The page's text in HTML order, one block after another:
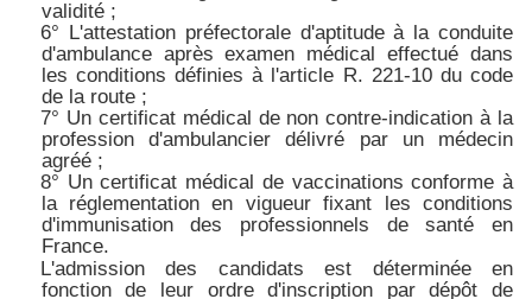
validité ;
6° L'attestation préfectorale d'aptitude à la conduite
d'ambulance après examen médical effectué dans
les conditions définies à l'article R. 221-10 du code
de la route;
7° Un certificat médical de non contre-indication à la
profession d'ambulancier délivré par un médecin
agréé ;
8° Un certificat médical de vaccinations conforme à
la réglementation en vigueur fixant les conditions
d'immunisation des professionnels de santé en
France.
L'admission des candidats est déterminée en
fonction de leur ordre d'inscription par dépôt de